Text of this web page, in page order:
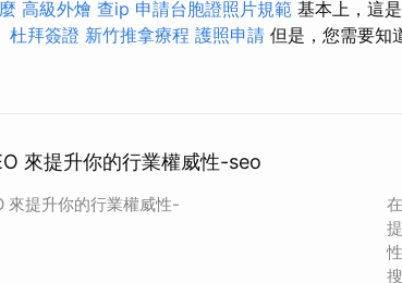
高級外燴 查ip 申請台胞證照片規範 基本上，這
杜拜簽證 新竹推拿療程 護照申請 但是，您需要知
來提升你的行業權威性-seo
來提升你的行業權威性-